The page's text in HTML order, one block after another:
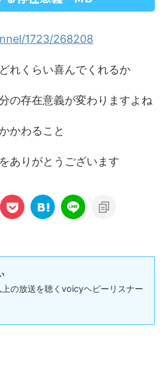
1723/268208
れくらい喜んでくれるか
の存在意義が変わりますよね
かわること
ありがとうございます
上の放送を聴くvoicyヘビーリスナー